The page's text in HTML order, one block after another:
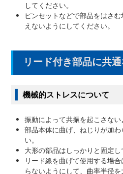
してください。
ピンセットなどで部品をはさ
えないようにしてください。
リード付き部品に共
機械的ストレスについて
振動によって共振を起こさない
部品本体に曲げ、ねじりが加
い。
大形の部品はしっかりと固定し
リード線を曲げて使用する場
らないようにして、曲率半径